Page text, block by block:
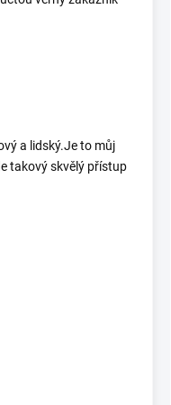
a lidský.Je to můj
takový skvělý přístup